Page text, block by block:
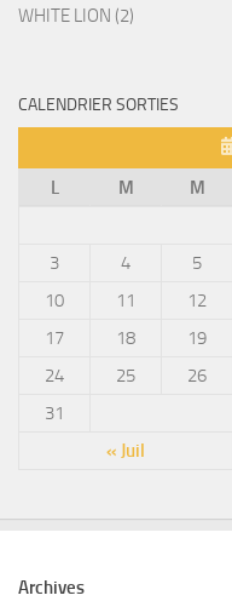
WHITE LION (2)
CALENDRIER SORTIES
L
M M
« Juil
3
4 5
10
11 12
17
18 19
24
25 26
31
Archives